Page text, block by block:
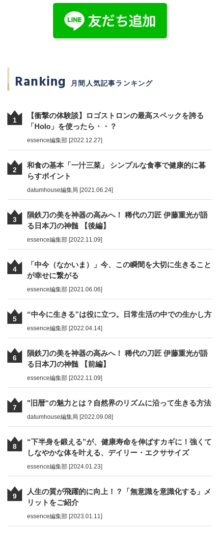
Ranking 月間人気記事ランキング
1
【衝撃の体験談】ロゴストロンの最高スペックを誇る
「Holo」を使ったら・・？
essence編集部 [2022.12.27]
2
和食の基本「一汁三菜」 シンプルな食事で健康的に暮
らすポイント
datumhouse編集局 [2021.06.24]
3
隕鉄刀の美を神器の高みへ！ 稀代の刀匠 伊藤重光が語
る日本刀の神髄 【後編】
essence編集部 [2022.11.09]
4
「中今（なかいま）」今、この瞬間を大切に生きること
が幸せに繋がる
essence編集部 [2021.06.06]
5
“中今に生きる”は役に立つ。日常生活の中での生かし方
essence編集部 [2022.04.14]
6
隕鉄刀の美を神器の高みへ！ 稀代の刀匠 伊藤重光が語
る日本刀の神髄 【前編】
essence編集部 [2022.11.09]
7
"旧暦“の魅力とは？自然界のリズムに沿って生きる方法
datumhouse編集局 [2022.09.08]
8
“下半身を鍛える”が、健康寿命を伸ばすカギに！強くて
しなやかな体を叶える、デイリー・エクササイズ
essence編集部 [2024.01.23]
9
人生の質が飛躍的に向上！？「無意識を意識化する」メ
リットをご紹介
essence編集部 [2023.01.11]